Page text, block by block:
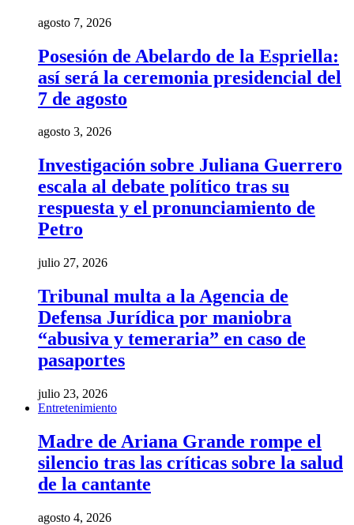
agosto 7, 2026
Posesión de Abelardo de la Espriella:
así será la ceremonia presidencial del
7 de agosto
agosto 3, 2026
Investigación sobre Juliana Guerrero
escala al debate político tras su
respuesta y el pronunciamiento de
Petro
julio 27, 2026
Tribunal multa a la Agencia de
Defensa Jurídica por maniobra
“abusiva y temeraria” en caso de
pasaportes
julio 23, 2026
Entretenimiento
Madre de Ariana Grande rompe el
silencio tras las críticas sobre la salud
de la cantante
agosto 4, 2026